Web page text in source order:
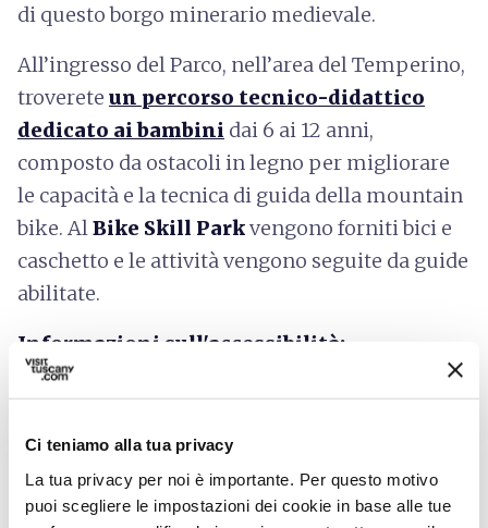
Ci teniamo alla tua privacy
La tua privacy per noi è importante. Per questo motivo
puoi scegliere le impostazioni dei cookie in base alle tue
di questo borgo minerario medievale.
All’ingresso del Parco, nell’area del Temperino,
troverete un percorso tecnico-didattico
dedicato ai bambini dai 6 ai 12 anni,
composto da ostacoli in legno per migliorare
le capacità e la tecnica di guida della mountain
bike. AlBike Skill Parkvengono forniti bici e
caschetto e le attività vengono seguite da guide
abilitate.
Informazioni sull'accessibilità:
parchivaldicornia.it